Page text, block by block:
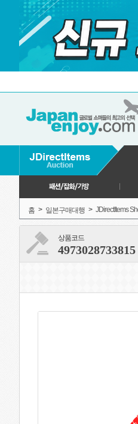
홈 > 일본구매대행 > JDirectItems
상품코드
4973028733815